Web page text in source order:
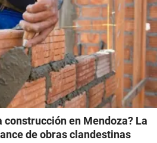
construcción en Mendoza? La
de obras clandestinas